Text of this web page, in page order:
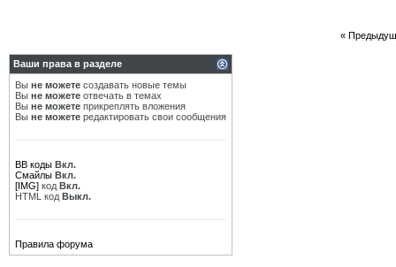
«
Ваши права в разделе
Вы не можете создавать новые темы
Вы не можете отвечать в темах
Вы не можете прикреплять вложения
Вы не можете редактировать свои сообщения
BB коды Вкл.
Смайлы Вкл.
[IMG] код Вкл.
HTML код Выкл.
Правила форума